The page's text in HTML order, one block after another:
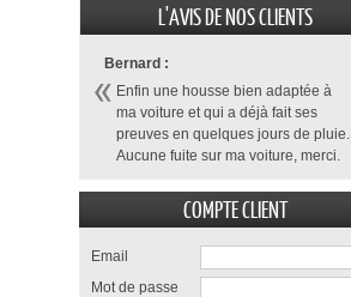
L'AVIS DE NOS CLIENTS
Bernard :
Enfin une housse bien adaptée à
ma voiture et qui a déjà fait ses
preuves en quelques jours de pluie.
Aucune fuite sur ma voiture, merci.
COMPTE CLIENT
Email
Mot de passe